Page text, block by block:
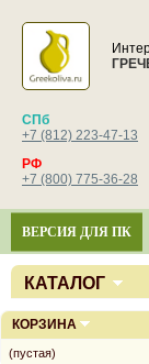
СПб
+7 (812) 223-47-13
РФ
+7 (800) 775-36-28
ВЕРСИЯ ДЛЯ ПК
КАТАЛОГ
КОРЗИНА
(пустая)